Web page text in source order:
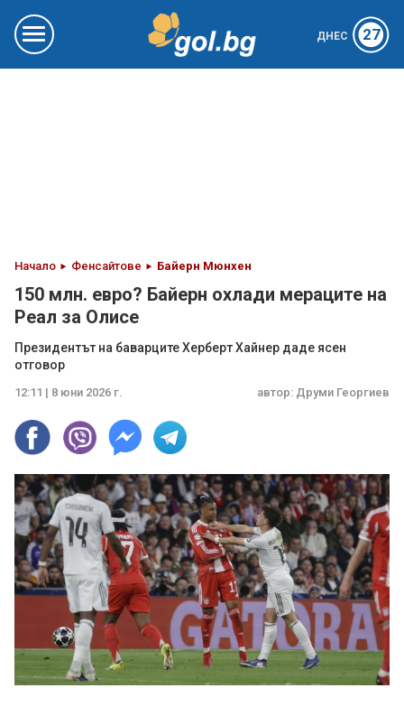
ДНЕС 27
Начало Фенсайтове Байерн Мюнхен
150 млн. евро? Байерн охлади мераците на
Реал за Олисе
Президентът на баварците Херберт Хайнер даде ясен
отговор
12:11 | 8 юни 2026 г. автор: Друми Георгиев